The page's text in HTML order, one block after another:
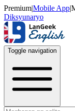
Premium|Mobile App|
Diksyunaryo
Toggle navigation